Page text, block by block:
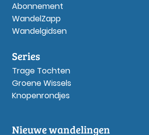
Abonnement
WandelZapp
Wandelgidsen
Series
Trage Tochten
Groene Wissels
Knopenrondjes
Nieuwe wandelingen